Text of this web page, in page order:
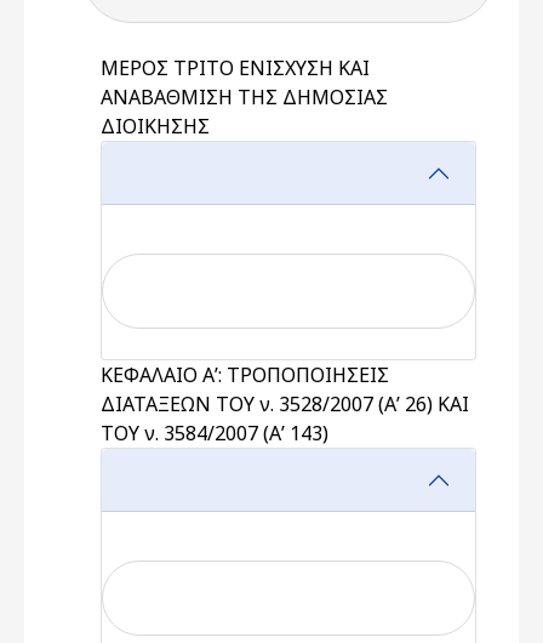
ΜΕΡΟΣ ΤΡΙΤΟ ΕΝΙΣΧΥΣΗ ΚΑΙ
ΑΝΑΒΑΘΜΙΣΗ ΤΗΣ ΔΗΜΟΣΙΑΣ
ΔΙΟΙΚΗΣΗΣ
ΚΕΦΑΛΑΙΟ Α’: ΤΡΟΠΟΠΟΙΗΣΕΙΣ
ΔΙΑΤΑΞΕΩΝ ΤΟΥ ν. 3528/2007 (Α’ 26) ΚΑΙ
ΤΟΥ ν. 3584/2007 (Α’ 143)